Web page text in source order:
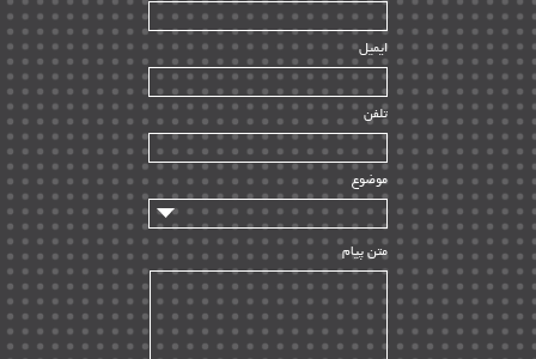
HSE | ۳۹
ساخت و نصب | ۱۲
راه اندازی | ۹
سازندگان و تامین کنندگان | ۱۰
تامین مالی و سرمایه گذاری | ۳۲
ماشین آلات
مدیریت پروژه
مدیریت دانش
مدیریت سازمانی و عمومی | ۲
تأمین کالا | ۱۳
ایمیل
تلفن
موضوع
متن پیام